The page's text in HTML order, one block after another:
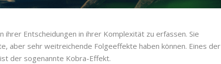
ihrer Entscheidungen in ihrer Komplexität zu erfassen. Sie
aber sehr weitreichende Folgeeffekte haben können. Eines der
der sogenannte Kobra-Effekt.